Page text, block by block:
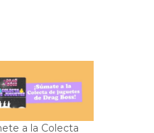
a la Colecta